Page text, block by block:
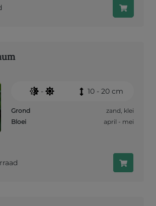
- 10 - 20 cm
Grond zand, klei
Bloei
april - mei